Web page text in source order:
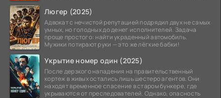
Люгер (2025)
Адвокат с нечистой репутацией подрядил двух не самых
умных, но голодных до денег исполнителей. Задача
проще простого: найти украденный автомобиль.
Мужики потирают руки — это же лёгкие бабки!
Укрытие номер один (2025)
После дерзкого нападения на правительственный
кортеж в живых остались лишь шестеро агентов. Они
находят временное спасение в старом бункере, где
укрываются от преследователей. Однако, опасность